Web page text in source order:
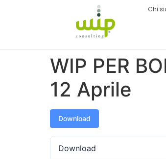
Chi
WIP PER
12 Aprile
Download
Download